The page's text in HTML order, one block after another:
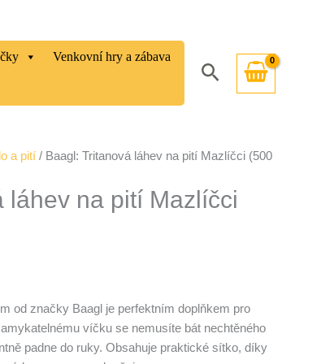
Venkovní hry a zábava
Hledat
a pití / Baagl: Tritanová láhev na pití Mazlíčci (500
láhev na pití Mazlíčci
od značky Baagl je perfektním doplňkem pro
víčku se nemusíte bát nechtěného
padne do ruky. Obsahuje praktické sítko, díky